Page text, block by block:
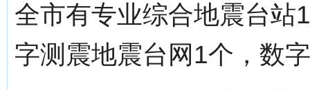
全市有专业综合地震台站
字测震地震台网1个，数